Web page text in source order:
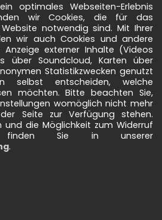
optimales Webseiten-Erlebnis
wir Cookies, die für das
notwendig sind. Mit Ihrer
wir auch Cookies und andere
externer Inhalte (Videos
über Soundcloud, Karten über
Statistikzwecken genutzt
selbst entscheiden, welche
möchten. Bitte beachten Sie,
womöglich nicht mehr
Seite zur Verfügung stehen.
und die Möglichkeit zum Widerruf
finden Sie in unserer
.